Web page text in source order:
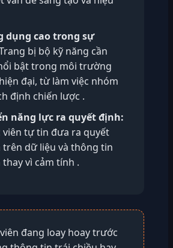
dụng cao trong sự
bị bộ kỹ năng cần
bật trong môi trường
đại, từ làm việc nhóm
định chiến lược .
năng lực ra quyết định:
viên tự tin đưa ra quyết
trên dữ liệu và thông tin
vì cảm tính .
đang loay hoay trước